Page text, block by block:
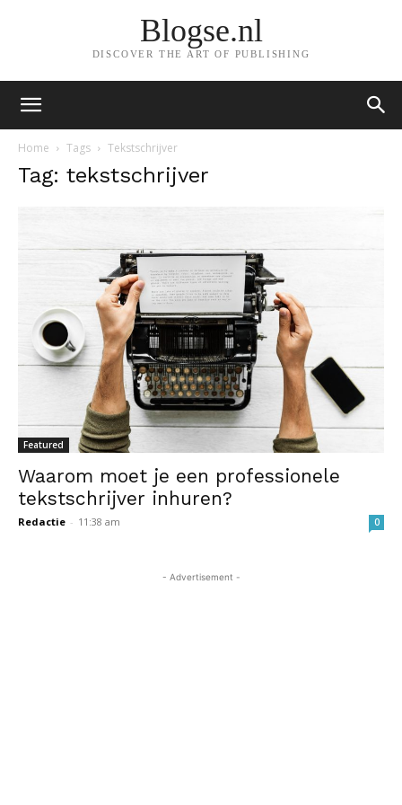
Blogse.nl
DISCOVER THE ART OF PUBLISHING
Home Tags Tekstschrijver
Tag: tekstschrijver
Featured
Waarom moet je een professionele
tekstschrijver inhuren?
Redactie - 11:38 am 0
- Advertisement -